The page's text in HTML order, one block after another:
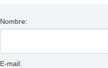
Nombre:
E-mail: